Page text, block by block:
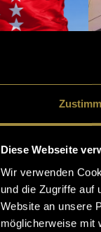
Diese Webseite
Wir verwenden
und die Zugriffe auf
Website an unsere
möglicherweise mit